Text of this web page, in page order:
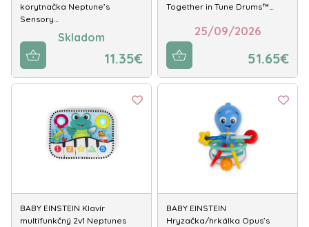
korytnačka Neptune’s
Sensory…
Skladom
11.35€
Together in Tune Drums™…
25/09/2026
51.65€
BABY EINSTEIN Klavír
multifunkčný 2v1 Neptunes
BABY EINSTEIN
Hryzačka/hrkálka Opus’s